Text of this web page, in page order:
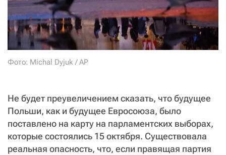
Фото: Michal Dyjuk / AP
Не будет преувеличением сказать, что будущее
Польши, как и будущее Евросоюза, было
поставлено на карту на парламентских выборах,
которые состоялись 15 октября. Существовала
реальная опасность, что, если правящая партия
Если у вас есть вопросы, пишите donate@novayagazeta.ruили
звоните:
+7 (929) 612-03-68